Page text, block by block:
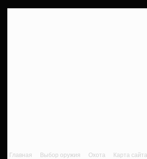
Главная Выбор оружия Охота Карта сайта